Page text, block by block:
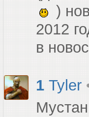
)
2012
в
1 Tyler